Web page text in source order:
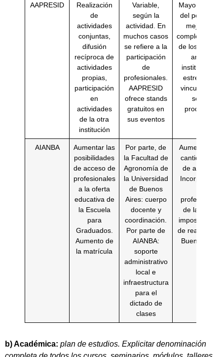
AAPRESID
Realización
de
actividades
conjuntas,
difusión
recíproca de
actividades
propias,
participación
en
actividades
de la otra
institución
Variable,
según la
actividad. En
muchos casos
se refiere a la
participación
de
profesionales.
AAPRESID
ofrece stands
gratuitos en
sus eventos
Mayor
del
mejorar la
de los roles
ambas
estrechar el
vinculo con
sector
productivo.
AIANBA
Aumentar las
posibilidades
de acceso de
profesionales
a la oferta
educativa de
la Escuela
para
Graduados.
Aumento de
la matrícula
Por parte, de
la Facultad de
Agronomía de
la Universidad
de Buenos
Aires: cuerpo
docente y
coordinación.
Por parte de
AIANBA:
soporte
administrativo
local e
infraestructura
para el
dictado de
clases
Aumento de
cantidad
de alumnos.
de la región
de realizarlo
Buenos
b) Académica: plan de estudios. Explicitar denominación